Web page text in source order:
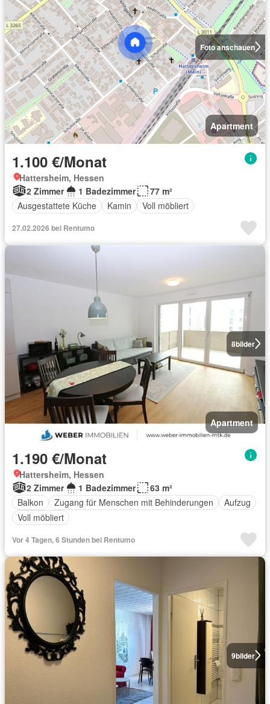
Foto anschauen
Apartment
1.100 €/Monat
Hattersheim, Hessen
2 Zimmer
1 Badezimmer
77 m²
Ausgestattete Küche
Kamin Voll möbliert
27.02.2026 bei Rentumo
8bilder
Apartment
1.190 €/Monat
Hattersheim, Hessen
2 Zimmer
1 Badezimmer
63 m²
Balkon
Zugang für Menschen mit Behinderungen
Aufzug
Voll möbliert
Vor 4 Tagen, 6 Stunden bei Rentumo
9bilder